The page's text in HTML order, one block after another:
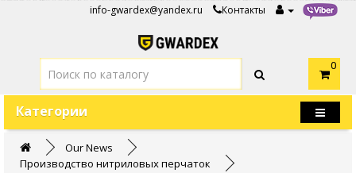
info-gwardex@yandex.ru Контакты
0
Категории
Our News
Производство нитриловых перчаток